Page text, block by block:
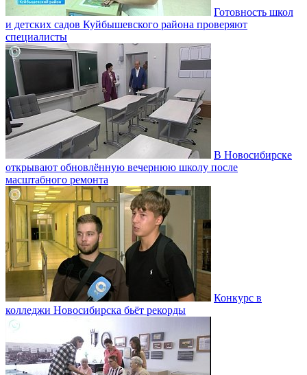
Готовность школ
и детских садов Куйбышевского района проверяют
специалисты
В Новосибирске
открывают обновлённую вечернюю школу после
масштабного ремонта
Конкурс в
колледжи Новосибирска бьёт рекорды